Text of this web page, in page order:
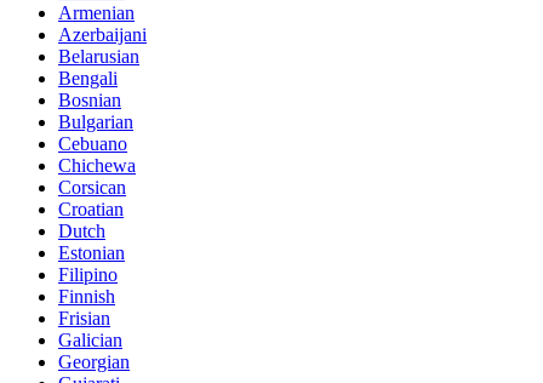
Armenian
Azerbaijani
Belarusian
Bengali
Bosnian
Bulgarian
Cebuano
Chichewa
Corsican
Croatian
Dutch
Estonian
Filipino
Finnish
Frisian
Galician
Georgian